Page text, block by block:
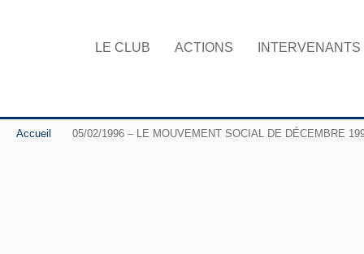
LE CLUB ACTIONS INTERVENANTS
Accueil 05/02/1996 – LE MOUVEMENT SOCIAL DE DÉCEMBRE